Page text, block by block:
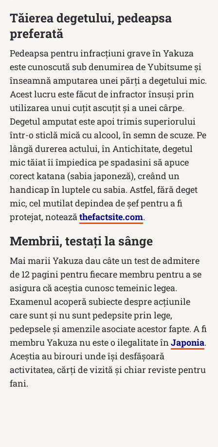
Tăierea degetului, pedeapsa
preferată
Pedeapsa pentru infracțiuni grave în Yakuza
este cunoscută sub denumirea de Yubitsume și
înseamnă amputarea unei părți a degetului mic.
Acest lucru este făcut de infractor însuși prin
utilizarea unui cuțit ascuțit și a unei cârpe.
Degetul amputat este apoi trimis superiorului
într-o sticlă mică cu alcool, în semn de scuze. Pe
lângă durerea actului, în Antichitate, degetul
mic tăiat îi împiedica pe spadasini să apuce
corect katana (sabia japoneză), creând un
handicap în luptele cu sabia. Astfel, fără deget
mic, cel mutilat depindea de șef pentru a fi
protejat, notează thefactsite.com.
Membrii, testați la sânge
Mai marii Yakuza dau câte un test de admitere
de 12 pagini pentru fiecare membru pentru a se
asigura că aceștia cunosc temeinic legea.
Examenul acoperă subiecte despre acțiunile
care sunt și nu sunt pedepsite prin lege,
pedepsele și amenzile asociate acestor fapte. A fi
membru Yakuza nu este o ilegalitate în Japonia.
Aceștia au birouri unde își desfășoară
activitatea, cărți de vizită și chiar reviste pentru
fani.